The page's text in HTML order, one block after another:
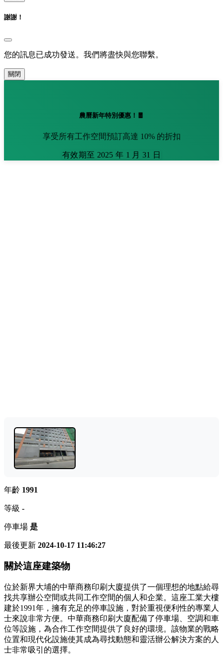
謝謝！
您的訊息已成功發送。我們將盡快與您聯繫。
關閉
農曆新年特別優惠！🧧
享受所有工作空間預訂高達 10% 的折扣
有效期至 2025 年 1 月 31 日
年齡 1991
等級 -
停車場 是
最後更新 2024-10-17 11:46:27
關於這座建築物
位於新界大埔的中華商務印刷大廈提供了一個理想的地點給尋
找共享辦公空間或共同工作空間的個人和企業。這座工業大樓
建於1991年，擁有充足的停車設施，對於重視便利性的專業人
士來說非常方便。中華商務印刷大廈配備了停車場、空調和車
位等設施，為合作工作空間提供了良好的環境。該物業的戰略
位置和現代化設施使其成為尋找動態和靈活辦公解決方案的人
士非常吸引的選擇。